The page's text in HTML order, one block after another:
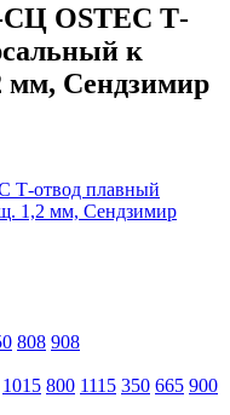
СЦ OSTEC Т-
к
мм, Сендзимир
808 908
1015 800 1115 350 665 900